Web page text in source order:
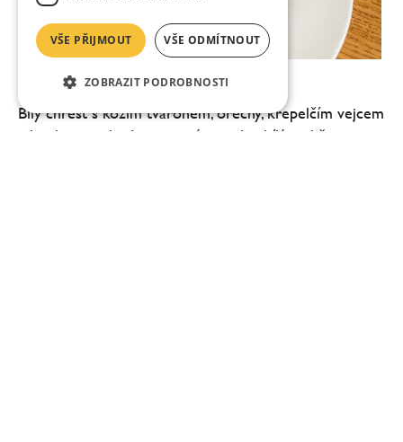
Co dělá La Veranda?
Bílý chřest s kozím tvarohem, ořechy, křepelčím vejcem
a houbami, nebo Lososovitý pstruh s bílým chřestem.
VŠE PŘIJMOUT VŠE ODMÍTNOUT
ZOBRAZIT PODROBNOSTI